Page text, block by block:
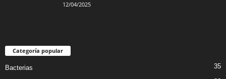
12/04/2025
Categoría popular
Bacterias
35